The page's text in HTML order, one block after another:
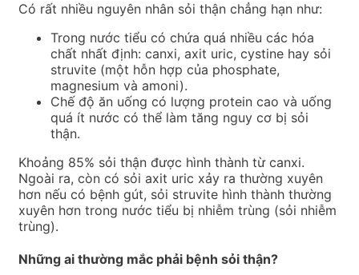
Có rất nhiều nguyên nhân sỏi thận chẳng hạn như:
Trong nước tiểu có chứa quá nhiều các hóa
chất nhất định: canxi, axit uric, cystine hay sỏi
struvite (một hỗn hợp của phosphate,
magnesium và amoni).
Chế độ ăn uống có lượng protein cao và uống
quá ít nước có thể làm tăng nguy cơ bị sỏi
thận.
Khoảng 85% sỏi thận được hình thành từ canxi.
Ngoài ra, còn có sỏi axit uric xảy ra thường xuyên
hơn nếu có bệnh gút, sỏi struvite hình thành thường
xuyên hơn trong nước tiểu bị nhiễm trùng (sỏi nhiễm
trùng).
Những ai thường mắc phải bệnh sỏi thận?